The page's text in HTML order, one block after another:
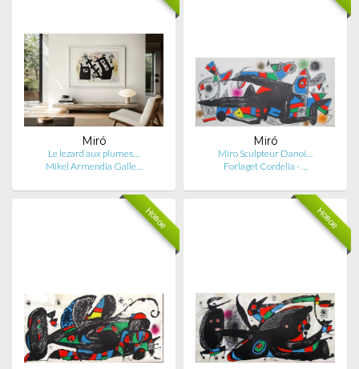
Miró
Le lezard aux plumes…
Mikel Armendia Galle…
Miró
Miro Sculpteur Danoi…
Forlaget Cordelia - …
Новое Новое